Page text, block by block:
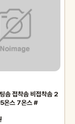
솜 접착솜 비접착솜 2
온스 3온스 5온스 7온스 #